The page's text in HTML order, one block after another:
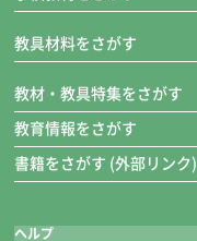
教具材料をさがす
教材・教具特集をさがす
教育情報をさがす
書籍をさがす (外部リンク)
ヘルプ